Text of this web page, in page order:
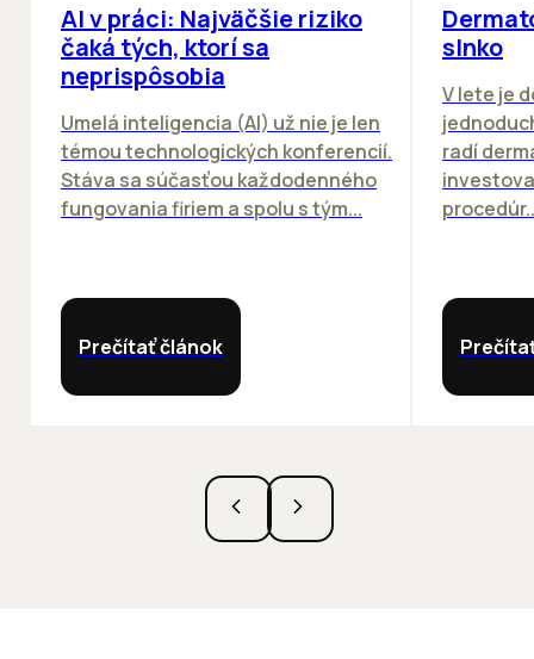
AI v práci: Najväčšie riziko
čaká tých, ktorí sa
neprispôsobia
Umelá inteligencia (AI) už nie je len
témou technologických konferencií.
Stáva sa súčasťou každodenného
fungovania firiem a spolu s tým...
Prečítať článok
slnko
V lete je
radí